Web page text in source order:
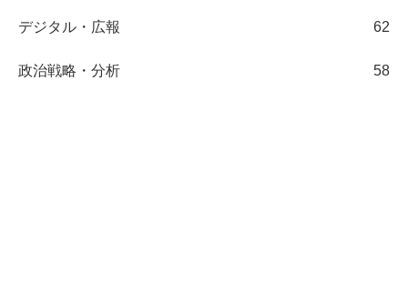
デジタル・広報 62
政治戦略・分析 58